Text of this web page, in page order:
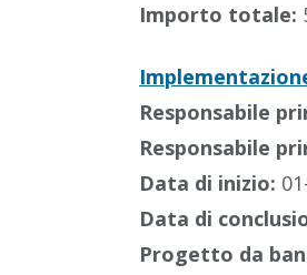
Importo totale:
Responsabile
Responsabile
Data di inizio:
Data di
Progetto da